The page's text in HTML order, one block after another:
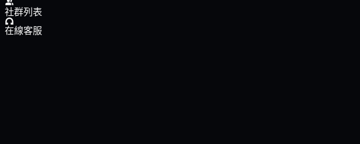
社群列表
在線客服